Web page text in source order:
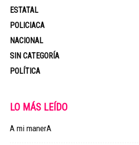
ESTATAL
POLICIACA
NACIONAL
SIN CATEGORÍA
POLÍTICA
LO MÁS LEÍDO
A mi manerA